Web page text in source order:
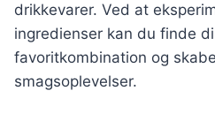
drikkevarer. Ved at
ingredienser kan du finde
favoritkombination og
smagsoplevelser.